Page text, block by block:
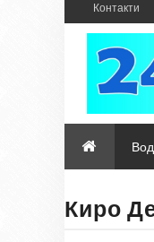
Контакти
Киро